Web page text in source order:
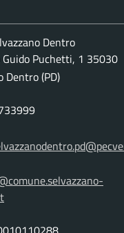
Dentro
Guido Puchetti, 1 35030
Dentro (PD)